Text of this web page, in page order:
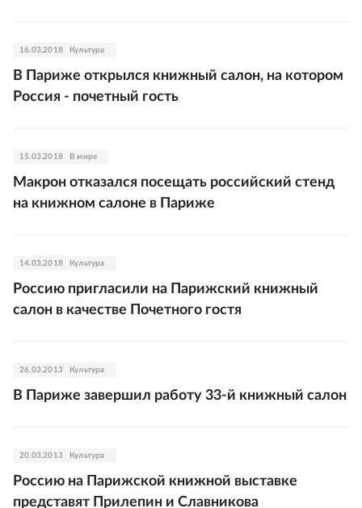
16.03.2018 Культура
В Париже открылся книжный салон, на котором
Россия - почетный гость
15.03.2018 В мире
Макрон отказался посещать российский стенд
на книжном салоне в Париже
14.03.2018 Культура
Россию пригласили на Парижский книжный
салон в качестве Почетного гостя
26.03.2013 Культура
В Париже завершил работу 33-й книжный салон
20.03.2013 Культура
Россию на Парижской книжной выставке
представят Прилепин и Славникова